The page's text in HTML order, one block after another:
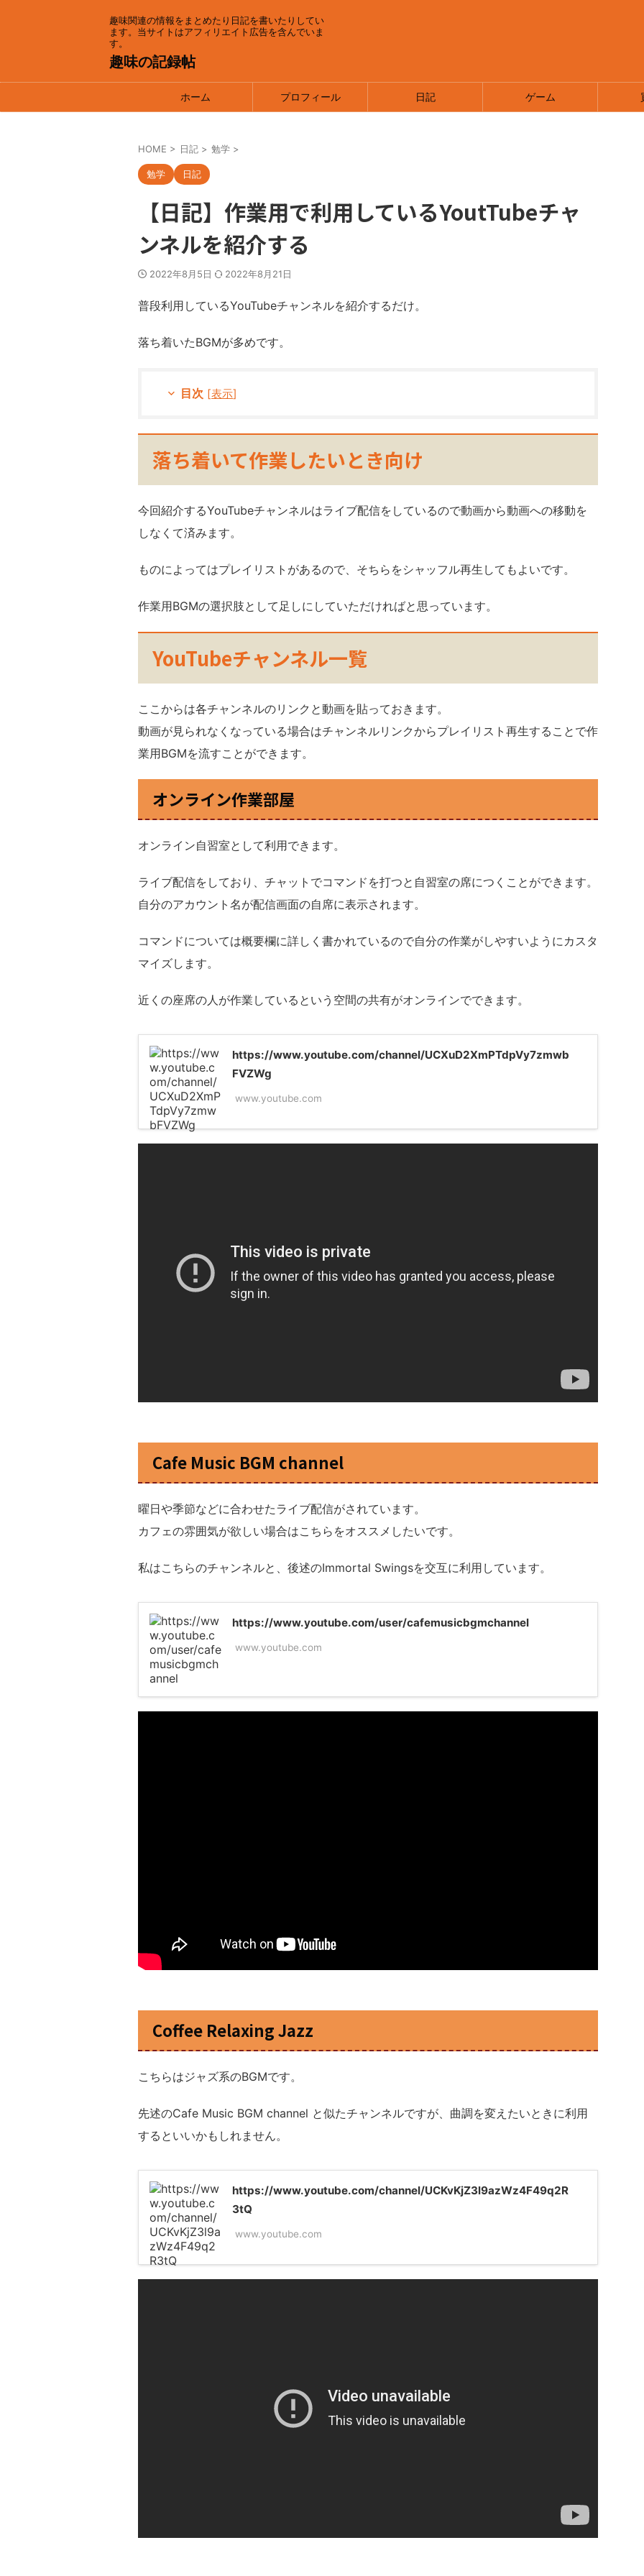
趣味関連の情報をまとめたり日記を書いたりしてい
ます。当サイトはアフィリエイト広告を含んでいま
す。
趣味の記録帖
ホーム プロフィール 日記 ゲーム
HOME > 日記 > 勉学 >
勉学 日記
【日記】作業用で利用しているYoutTubeチャ
ンネルを紹介する
2022年8月5日 2022年8月21日
普段利用しているYouTubeチャンネルを紹介するだけ。
落ち着いたBGMが多めです。
目次 [表示]
落ち着いて作業したいとき向け
今回紹介するYouTubeチャンネルはライブ配信をしているので動画から動画への移動を
しなくて済みます。
ものによってはプレイリストがあるので、そちらをシャッフル再生してもよいです。
作業用BGMの選択肢として足しにしていただければと思っています。
YouTubeチャンネル一覧
ここからは各チャンネルのリンクと動画を貼っておきます。
動画が見られなくなっている場合はチャンネルリンクからプレイリスト再生することで作
業用BGMを流すことができます。
オンライン作業部屋
オンライン自習室として利用できます。
ライブ配信をしており、チャットでコマンドを打つと自習室の席につくことができます。
自分のアカウント名が配信画面の自席に表示されます。
コマンドについては概要欄に詳しく書かれているので自分の作業がしやすいようにカスタ
マイズします。
近くの座席の人が作業しているという空間の共有がオンラインでできます。
https://www.youtube.com/channel/UCXuD2XmPTdpVy7zmwb
FVZWg
www.youtube.com
Cafe Music BGM channel
曜日や季節などに合わせたライブ配信がされています。
カフェの雰囲気が欲しい場合はこちらをオススメしたいです。
私はこちらのチャンネルと、後述のImmortal Swingsを交互に利用しています。
https://www.youtube.com/user/cafemusicbgmchannel
www.youtube.com
Coffee Relaxing Jazz
こちらはジャズ系のBGMです。
先述のCafe Music BGM channel と似たチャンネルですが、曲調を変えたいときに利用
するといいかもしれません。
https://www.youtube.com/channel/UCKvKjZ3l9azWz4F49q2R
3tQ
www.youtube.com